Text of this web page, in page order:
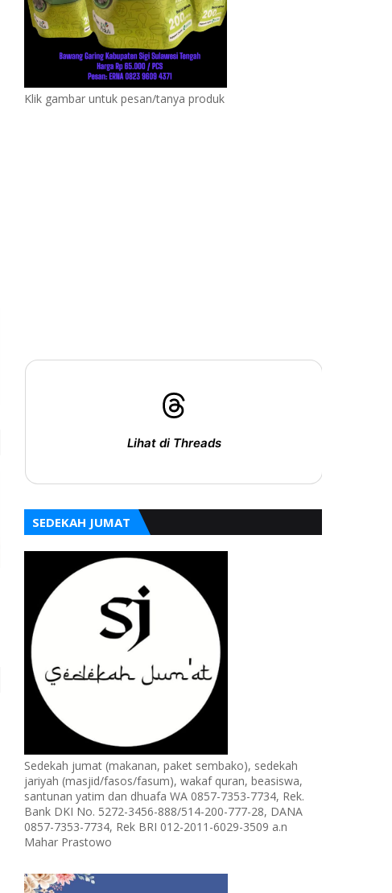
Klik gambar untuk pesan/tanya produk
Lihat di Threads
SEDEKAH JUMAT
Sedekah jumat (makanan, paket sembako), sedekah
jariyah (masjid/fasos/fasum), wakaf quran, beasiswa,
santunan yatim dan dhuafa WA 0857-7353-7734, Rek.
Bank DKI No. 5272-3456-888/514-200-777-28, DANA
0857-7353-7734, Rek BRI 012-2011-6029-3509 a.n
Mahar Prastowo